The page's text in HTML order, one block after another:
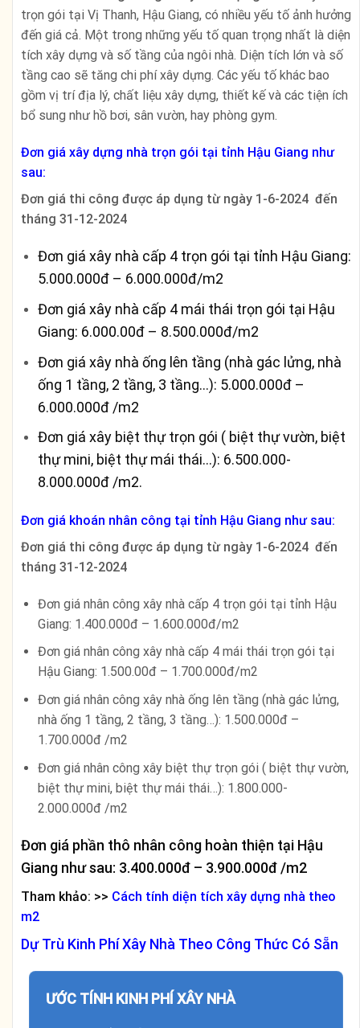
trọn gói tại Vị Thanh, Hậu Giang, có nhiều yếu tố ảnh hưởng
đến giá cả. Một trong những yếu tố quan trọng nhất là diện
tích xây dựng và số tầng của ngôi nhà. Diện tích lớn và số
tầng cao sẽ tăng chi phí xây dựng. Các yếu tố khác bao
gồm vị trí địa lý, chất liệu xây dựng, thiết kế và các tiện ích
bổ sung như hồ bơi, sân vườn, hay phòng gym.
Đơn giá xây dựng nhà trọn gói tại tỉnh Hậu Giang như
sau:
Đơn giá thi công được áp dụng từ ngày 1-6-2024 đến
tháng 31-12-2024
Đơn giá xây nhà cấp 4 trọn gói tại tỉnh Hậu Giang:
5.000.000đ – 6.000.000đ/m2
Đơn giá xây nhà cấp 4 mái thái trọn gói tại Hậu
Giang: 6.000.00đ – 8.500.000đ/m2
Đơn giá xây nhà ống lên tầng (nhà gác lửng, nhà
ống 1 tầng, 2 tầng, 3 tầng…): 5.000.000đ –
6.000.000đ /m2
Đơn giá xây biệt thự trọn gói ( biệt thự vườn, biệt
thự mini, biệt thự mái thái…): 6.500.000-
8.000.000đ /m2.
Đơn giá khoán nhân công tại tỉnh Hậu Giang như sau:
Đơn giá thi công được áp dụng từ ngày 1-6-2024 đến
tháng 31-12-2024
Đơn giá nhân công xây nhà cấp 4 trọn gói tại tỉnh Hậu
Giang: 1.400.000đ – 1.600.000đ/m2
Đơn giá nhân công xây nhà cấp 4 mái thái trọn gói tại
Hậu Giang: 1.500.00đ – 1.700.000đ/m2
Đơn giá nhân công xây nhà ống lên tầng (nhà gác lửng,
nhà ống 1 tầng, 2 tầng, 3 tầng…): 1.500.000đ –
1.700.000đ /m2
Đơn giá nhân công xây biệt thự trọn gói ( biệt thự vườn,
biệt thự mini, biệt thự mái thái…): 1.800.000-
2.000.000đ /m2
Đơn giá phần thô nhân công hoàn thiện tại Hậu
Giang như sau: 3.400.000đ – 3.900.000đ /m2
Tham khảo: >> Cách tính diện tích xây dựng nhà theo
m2
Dự Trù Kinh Phí Xây Nhà Theo Công Thức Có Sẵn
ƯỚC TÍNH KINH PHÍ XÂY NHÀ